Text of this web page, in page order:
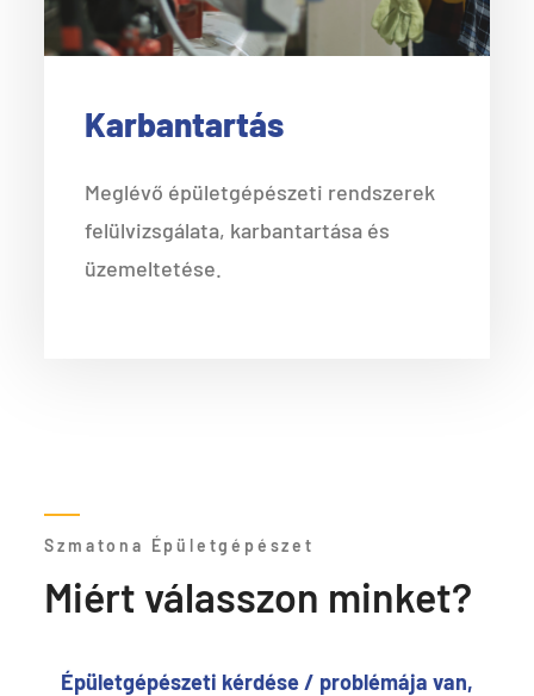
Karbantartás
Meglévő épületgépészeti rendszerek
felülvizsgálata, karbantartása és
üzemeltetése.
Szmatona Épületgépészet
Miért válasszon minket?
Épületgépészeti kérdése / problémája van,